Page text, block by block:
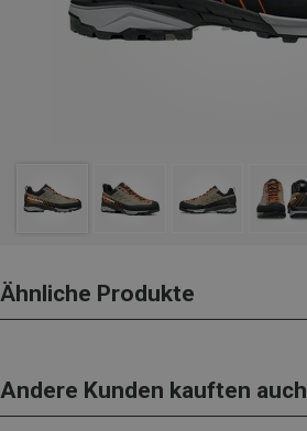
Ähnliche Produkte
Andere Kunden kauften auch